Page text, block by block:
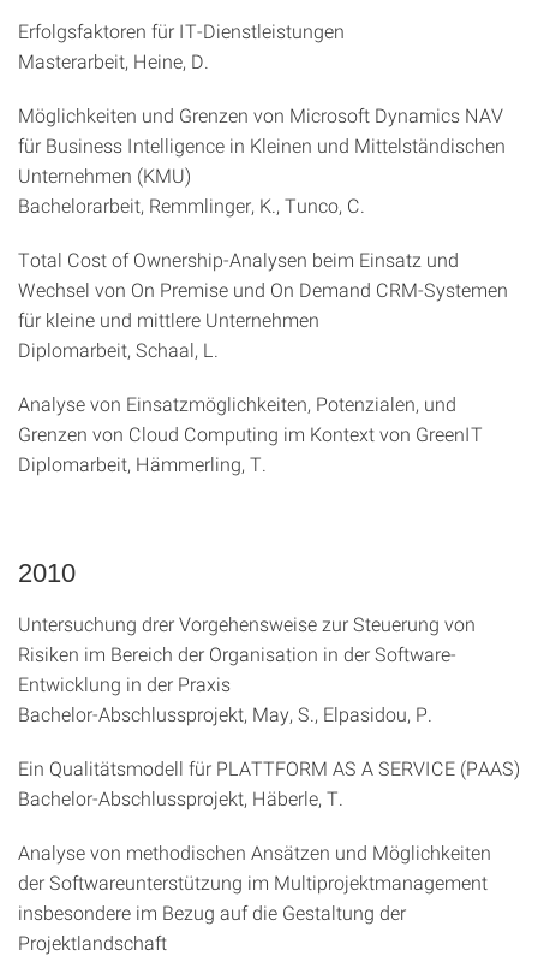
Erfolgsfaktoren für IT-Dienstleistungen
Masterarbeit, Heine, D.
Möglichkeiten und Grenzen von Microsoft Dynamics NAV
für Business Intelligence in Kleinen und Mittelständischen
Unternehmen (KMU)
Bachelorarbeit, Remmlinger, K., Tunco, C.
Total Cost of Ownership-Analysen beim Einsatz und
Wechsel von On Premise und On Demand CRM-Systemen
für kleine und mittlere Unternehmen
Diplomarbeit, Schaal, L.
Analyse von Einsatzmöglichkeiten, Potenzialen, und
Grenzen von Cloud Computing im Kontext von GreenIT
Diplomarbeit, Hämmerling, T.
2010
Untersuchung drer Vorgehensweise zur Steuerung von
Risiken im Bereich der Organisation in der Software-
Entwicklung in der Praxis
Bachelor-Abschlussprojekt, May, S., Elpasidou, P.
Ein Qualitätsmodell für PLATTFORM AS A SERVICE (PAAS)
Bachelor-Abschlussprojekt, Häberle, T.
Analyse von methodischen Ansätzen und Möglichkeiten
der Softwareunterstützung im Multiprojektmanagement
insbesondere im Bezug auf die Gestaltung der
Projektlandschaft